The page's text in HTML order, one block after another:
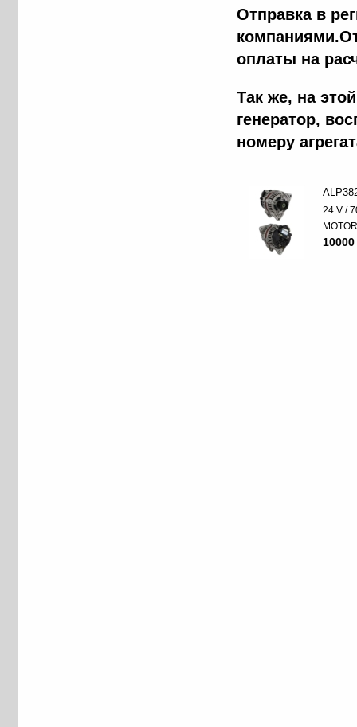
Отправка в
оплаты на
Так же, на
генератор,
номеру
24 V /